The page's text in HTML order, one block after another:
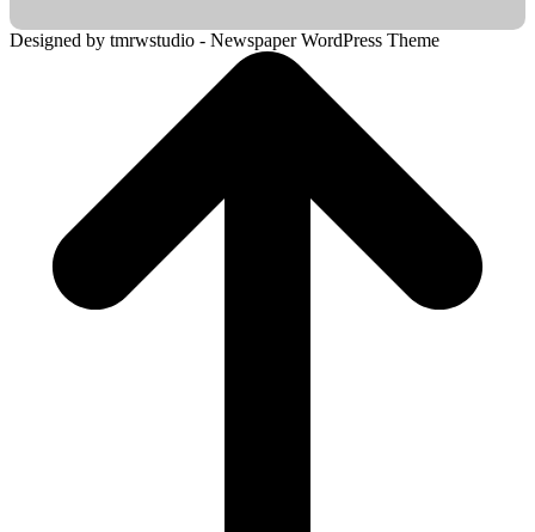
Designed by tmrwstudio - Newspaper WordPress Theme